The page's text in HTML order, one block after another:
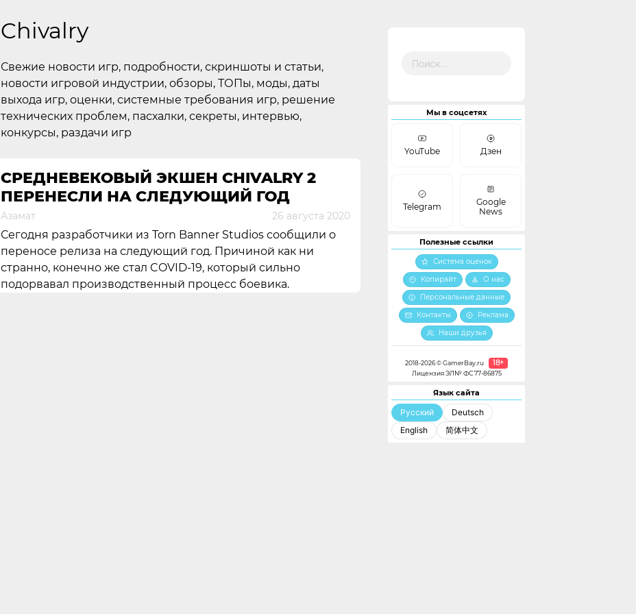
Chivalry
Свежие новости игр, подробности, скриншоты и статьи,
новости игровой индустрии, обзоры, ТОПы, моды, даты
выхода игр, оценки, системные требования игр, решение
технических проблем, пасхалки, секреты, интервью,
конкурсы, раздачи игр
СРЕДНЕВЕКОВЫЙ ЭКШЕН CHIVALRY 2
ПЕРЕНЕСЛИ НА СЛЕДУЮЩИЙ ГОД
Азамат 26 августа 2020
Сегодня разработчики из Torn Banner Studios сообщили о
переносе релиза на следующий год. Причиной как ни
странно, конечно же стал COVID-19, который сильно
подорвавал производственный процесс боевика.
Мы в соцсетях
YouTube Дзен
Telegram
Google
News
Полезные ссылки
Система оценок
Копирайт
О нас
Персональные данные
Контакты
Реклама
Наши друзья
2018-2026 © GamerBay.ru 18+
Лицензия ЭЛ№ ФС 77-86875
Язык сайта
Русский
Deutsch
English
简体中文